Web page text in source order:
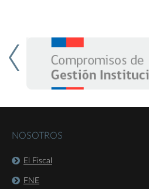
NOSOTROS
El Fiscal
FNE